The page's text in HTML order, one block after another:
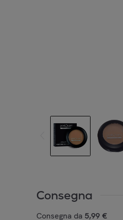
Consegna
Consegna da 5,99 €